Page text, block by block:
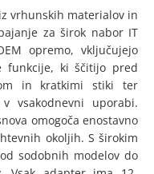
vrhunskih materialov in
za širok nabor IT
opremo, vključujejo
funkcije, ki ščitijo pred
in kratkimi stiki ter
vsakodnevni uporabi.
omogoča enostavno
okoljih. S širokim
sodobnih modelov do